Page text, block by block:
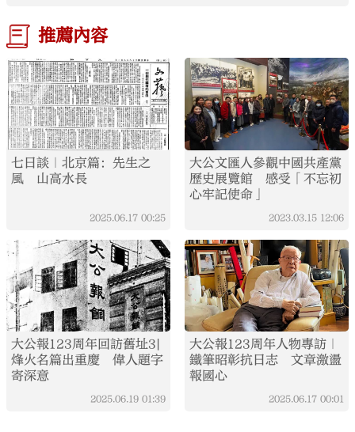
推薦內容
七日談｜北京篇：先生之
風 山高水長
2025.06.17 00:25
大公文匯人參觀中國共產黨
歷史展覽館 感受「不忘初
心牢記使命」
2023.03.15 12:06
大公報123周年回訪舊址3|
烽火名篇出重慶 偉人題字
寄深意
2025.06.19 01:39
大公報123周年人物專訪｜
鐵筆昭彰抗日志 文章激盪
報國心
2025.06.17 00:01